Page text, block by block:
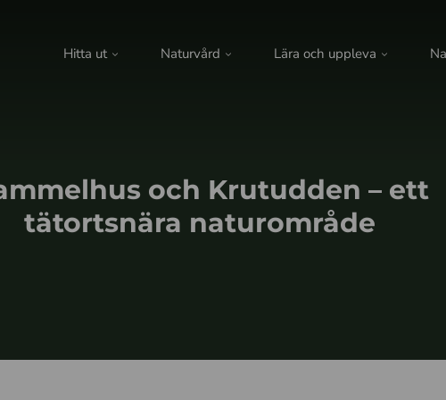
Hitta ut Naturvård Lära och uppleva
och Krutudden – ett
tätortsnära naturområde